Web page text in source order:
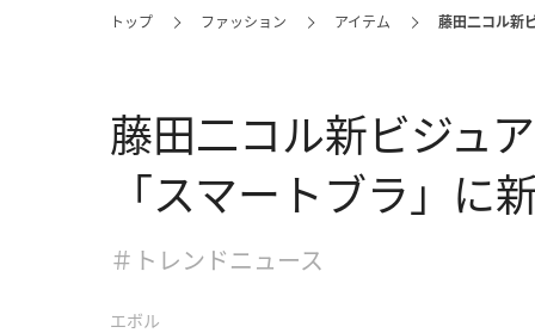
トップ ファッション アイテム 藤田二コル新
藤田二コル新ビジュ
「スマートブラ」に
＃トレンドニュース
エボル